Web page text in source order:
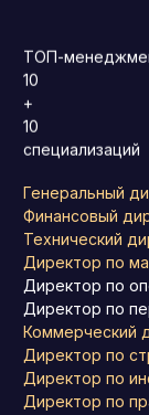
ТОП-
10
+
10
специализаций
Генеральный
Финансовый
Технический
Директор по
Директор по
Директор по
Коммерческий
Директор по
Директор по
Директор по